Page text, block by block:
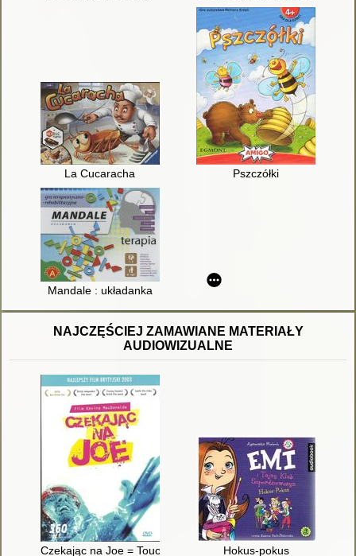
La Cucaracha Pszczółki
Mandale : układanka
NAJCZĘŚCIEJ ZAMAWIANE MATERIAŁY
AUDIOWIZUALNE
Czekając na Joe = Touching the voidHokus-pokus